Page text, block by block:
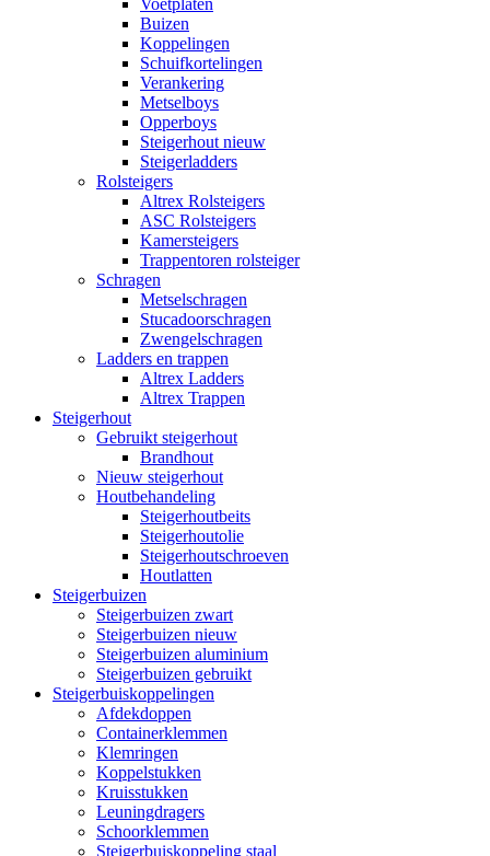
Voetplaten
Buizen
Koppelingen
Schuifkortelingen
Verankering
Metselboys
Opperboys
Steigerhout nieuw
Steigerladders
Rolsteigers
Altrex Rolsteigers
ASC Rolsteigers
Kamersteigers
Trappentoren rolsteiger
Schragen
Metselschragen
Stucadoorschragen
Zwengelschragen
Ladders en trappen
Altrex Ladders
Altrex Trappen
Steigerhout
Gebruikt steigerhout
Brandhout
Nieuw steigerhout
Houtbehandeling
Steigerhoutbeits
Steigerhoutolie
Steigerhoutschroeven
Houtlatten
Steigerbuizen
Steigerbuizen zwart
Steigerbuizen nieuw
Steigerbuizen aluminium
Steigerbuizen gebruikt
Steigerbuiskoppelingen
Afdekdoppen
Containerklemmen
Klemringen
Koppelstukken
Kruisstukken
Leuningdragers
Schoorklemmen
Steigerbuiskoppeling staal